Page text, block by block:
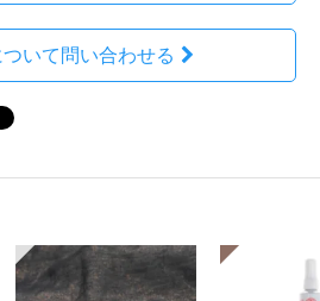
いて問い合わせる